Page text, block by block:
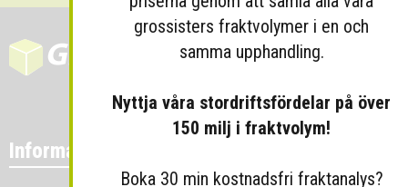
Information
grossisters fraktvolymer i en och
samma upphandling.
Nyttja våra stordriftsfördelar på över
150 milj i fraktvolym!
Boka 30 min kostnadsfri fraktanalys?